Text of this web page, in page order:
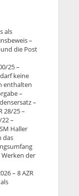
als
–
und die Post
25 –
keine
enthalten
–
–
28/25 –
–
Haller
das
der
– 8 AZR